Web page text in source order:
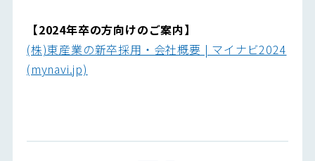
【2024年卒の方向けのご案内】
(株)東産業の新卒採用・会社概要 | マイナビ2024
(mynavi.jp)